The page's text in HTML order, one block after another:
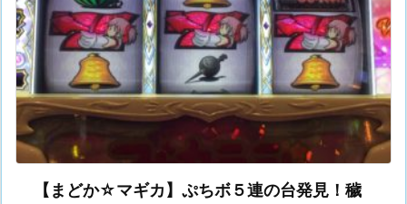
【まどか☆マギカ】ぷちボ５連の台発見！穢